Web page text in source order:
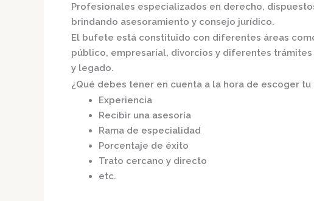
Profesionales especializados en derecho,
brindando asesoramiento y consejo jurídico.
El bufete está constituido con diferentes áreas
público, empresarial, divorcios y diferentes
y legado.
¿Qué debes tener en cuenta a la hora de escoger tu
Experiencia
Recibir una asesoría
Rama de especialidad
Porcentaje de éxito
Trato cercano y directo
etc.